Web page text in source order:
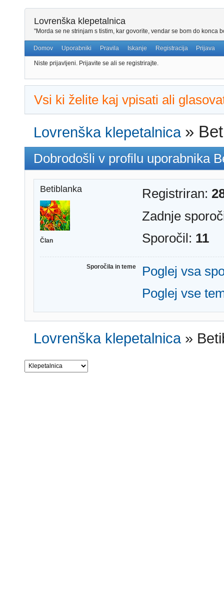
Lovrenška klepetalnica
"Morda se ne strinjam s tistim, kar govorite, vendar se bom do konca
Domov Uporabniki Pravila Iskanje Registracija Prijava
Niste prijavljeni. Prijavite se ali se registrirajte.
Vsi ki želite kaj vpisati ali
Lovrenška klepetalnica »
Dobrodošli v profilu uporabnika
Betiblanka
Član
Registriran:
Zadnje
Sporočil: 11
Sporočila in teme
Poglej vsa
Poglej vse
Lovrenška klepetalnica »